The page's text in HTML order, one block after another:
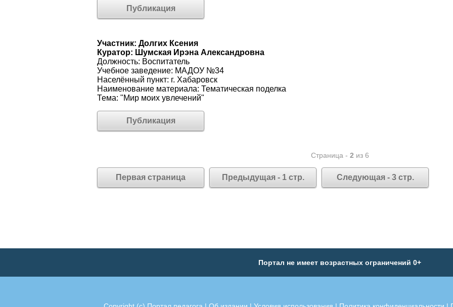
Публикация
Участник: Долгих Ксения
Куратор: Шумская Ирэна Александровна
Должность: Воспитатель
Учебное заведение: МАДОУ №34
Населённый пункт: г. Хабаровск
Наименование материала: Тематическая поделка
Тема: "Мир моих увлечений"
Публикация
Страница - 2 из 6
Первая страница Предыдущая - 1 стр. Следующая - 3 стр.
Портал не имеет возрастных ограничений 0+